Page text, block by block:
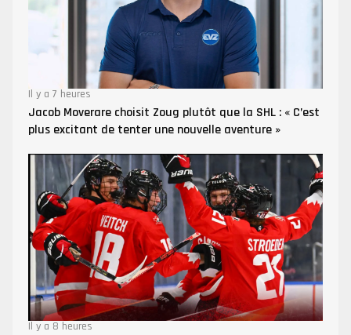
Il y a 7 heures
Jacob Moverare choisit Zoug plutôt que la SHL : « C’est
plus excitant de tenter une nouvelle aventure »
Il y a 8 heures